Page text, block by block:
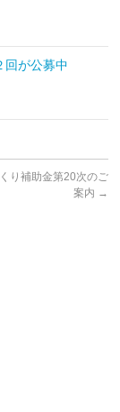
回が公募中
り補助金第20次のご
案内 →